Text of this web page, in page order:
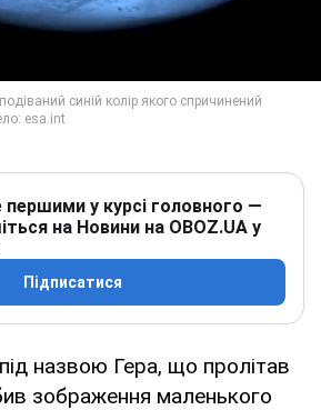
першими у курсі головного —
на Новини на OBOZ.UA у
Підписатися
назвою Гера, що пролітав
зображення маленького